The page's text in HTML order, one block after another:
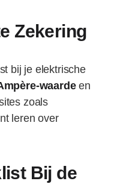
Zekering
bij je elektrische
waardeen
zoals
leren over
Bij de